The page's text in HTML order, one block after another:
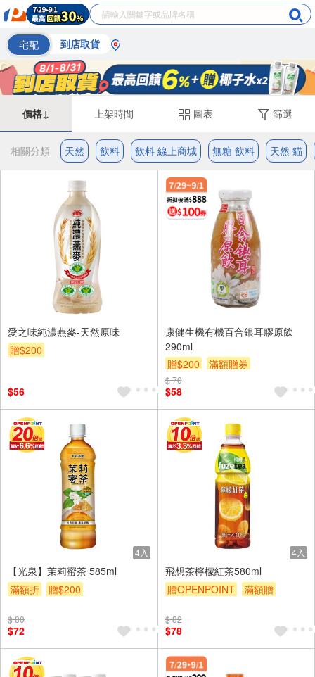
宅配 到店取貨
價格↓ 上架時間 圖表 篩選
相關分類 天然 飲料 飲料 線上商城 無糖 飲料 天然 貓
愛之味純濃燕麥-天然原味
贈$200
$56
康健生機有機百合銀耳膠原飲
290ml
贈$200
滿額贈券
$ 70
$58
4入
【光泉】茉莉蜜茶 585ml
滿額折
贈$200
$ 80
$72
4入
飛想茶檸檬紅茶580ml
贈OPENPOINT
滿額贈
$ 82
$78